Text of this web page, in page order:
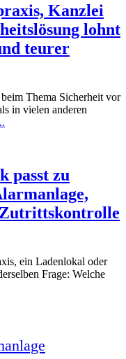
Kanzlei
lohnt
teurer
Thema Sicherheit vor
in vielen anderen
passt zu
ein Ladenlokal oder
Frage: Welche